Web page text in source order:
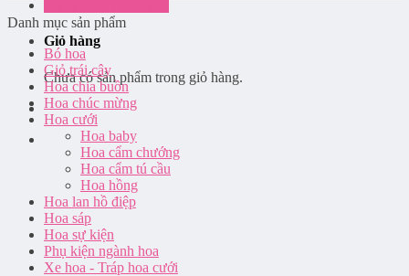
Giỏ hàng
Chưa có sản phẩm trong giỏ hàng.
Danh mục sản phẩm
Bó hoa
Giỏ trái cây
Hoa chia buồn
Hoa chúc mừng
Hoa cưới
Hoa baby
Hoa cẩm chướng
Hoa cẩm tú cầu
Hoa hồng
Hoa lan hồ điệp
Hoa sáp
Hoa sự kiện
Phụ kiện ngành hoa
Xe hoa - Tráp hoa cưới